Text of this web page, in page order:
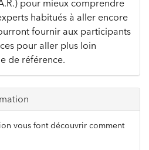
pour mieux comprendre
habitués à aller encore
fournir aux participants
pour aller plus loin
de référence.
vous font découvrir comment